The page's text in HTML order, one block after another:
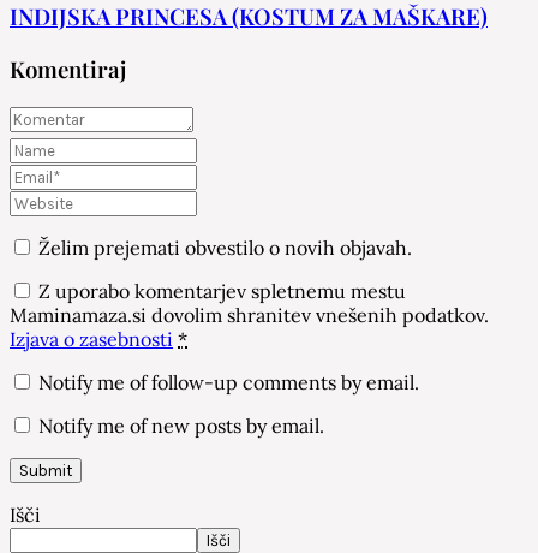
INDIJSKA PRINCESA (KOSTUM ZA MAŠKARE)
Komentiraj
Želim prejemati obvestilo o novih objavah.
Z uporabo komentarjev spletnemu mestu
Maminamaza.si dovolim shranitev vnešenih podatkov.
Izjava o zasebnosti *
Notify me of follow-up comments by email.
Notify me of new posts by email.
Išči
Išči